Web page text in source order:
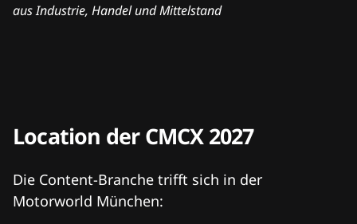
aus Industrie, Handel und Mittelstand
Location der CMCX 2027
Die Content-Branche trifft sich in der
Motorworld München: